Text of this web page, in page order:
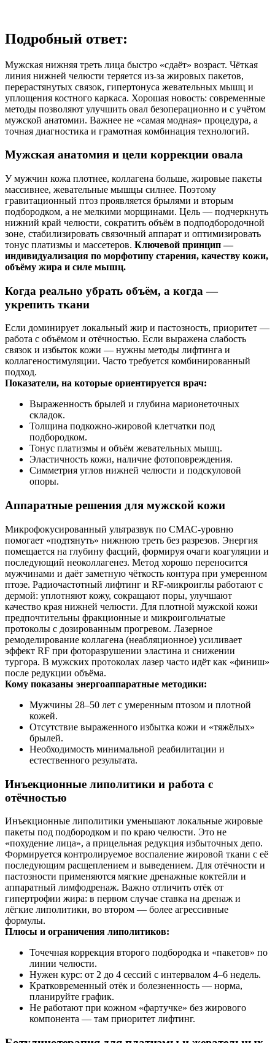
Подробный ответ:
Мужская нижняя треть лица быстро «сдаёт» возраст. Чёткая
линия нижней челюсти теряется из‑за жировых пакетов,
перерастянутых связок, гипертонуса жевательных мышц и
уплощения костного каркаса. Хорошая новость: современные
методы позволяют улучшить овал безоперационно и с учётом
мужской анатомии. Важнее не «самая модная» процедура, а
точная диагностика и грамотная комбинация технологий.
Мужская анатомия и цели коррекции овала
У мужчин кожа плотнее, коллагена больше, жировые пакеты
массивнее, жевательные мышцы силнее. Поэтому
гравитационный птоз проявляется брылями и вторым
подбородком, а не мелкими морщинами. Цель — подчеркнуть
нижний край челюсти, сократить объём в подподбородочной
зоне, стабилизировать связочный аппарат и оптимизировать
тонус платизмы и массетеров. Ключевой принцип —
индивидуализация по морфотипу старения, качеству кожи,
объёму жира и силе мышц.
Когда реально убрать объём, а когда —
укрепить ткани
Если доминирует локальный жир и пастозность, приоритет —
работа с объёмом и отёчностью. Если выражена слабость
связок и избыток кожи — нужны методы лифтинга и
коллагеностимуляции. Часто требуется комбинированный
подход.
Показатели, на которые ориентируется врач:
Выраженность брылей и глубина марионеточных
складок.
Толщина подкожно-жировой клетчатки под
подбородком.
Тонус платизмы и объём жевательных мышц.
Эластичность кожи, наличие фотоповреждения.
Симметрия углов нижней челюсти и подскуловой
опоры.
Аппаратные решения для мужской кожи
Микрофокусированный ультразвук по СМАС-уровню
помогает «подтянуть» нижнюю треть без разрезов. Энергия
помещается на глубину фасций, формируя очаги коагуляции и
последующий неоколлагенез. Метод хорошо переносится
мужчинами и даёт заметную чёткость контура при умеренном
птозе. Радиочастотный лифтинг и RF‑микроиглы работают с
дермой: уплотняют кожу, сокращают поры, улучшают
качество края нижней челюсти. Для плотной мужской кожи
предпочтительны фракционные и микроигольчатые
протоколы с дозированным прогревом. Лазерное
ремоделирование коллагена (неабляционное) усиливает
эффект RF при фоторазрушении эластина и снижении
тургора. В мужских протоколах лазер часто идёт как «финиш»
после редукции объёма.
Кому показаны энергоаппаратные методики:
Мужчины 28–50 лет с умеренным птозом и плотной
кожей.
Отсутствие выраженного избытка кожи и «тяжёлых»
брылей.
Необходимость минимальной реабилитации и
естественного результата.
Инъекционные липолитики и работа с
отёчностью
Инъекционные липолитики уменьшают локальные жировые
пакеты под подбородком и по краю челюсти. Это не
«похудение лица», а прицельная редукция избыточных депо.
Формируется контролируемое воспаление жировой ткани с её
последующим расщеплением и выведением. Для отёчности и
пастозности применяются мягкие дренажные коктейли и
аппаратный лимфодренаж. Важно отличить отёк от
гипертрофии жира: в первом случае ставка на дренаж и
лёгкие липолитики, во втором — более агрессивные
формулы.
Плюсы и ограничения липолитиков:
Точечная коррекция второго подбородка и «пакетов» по
линии челюсти.
Нужен курс: от 2 до 4 сессий с интервалом 4–6 недель.
Кратковременный отёк и болезненность — норма,
планируйте график.
Не работают при кожном «фартучке» без жирового
компонента — там приоритет лифтинг.